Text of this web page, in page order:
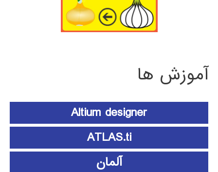
آموزش ها
Altium designer
ATLAS.ti
آلمان